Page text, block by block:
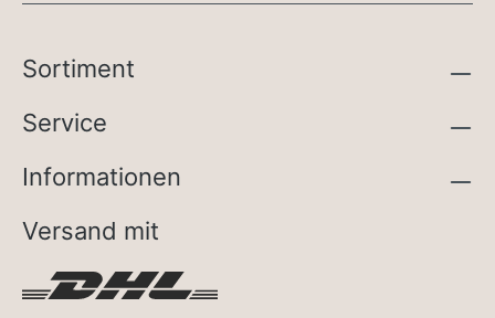
Sortiment
Service
Informationen
Versand mit